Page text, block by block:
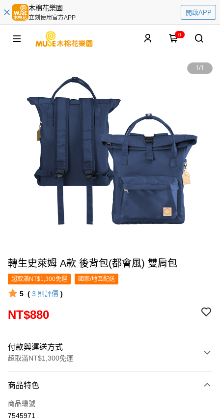
木棉花樂園
立刻使用官方APP
開啟APP
0
1/1
轉生史萊姆 A款 後背包(都會風) 雙肩包
超取滿NT$1,300免運 國家/地區配送
5 ( 3 則評價 )
NT$880
付款與運送方式
超取滿NT$1,300免運
信用卡一次付款
超商取貨付款
商品特色
商品編號
7545971